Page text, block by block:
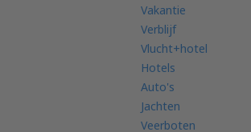
Vakantie
Verblijf
Vlucht+hotel
Hotels
Auto's
Jachten
Veerboten